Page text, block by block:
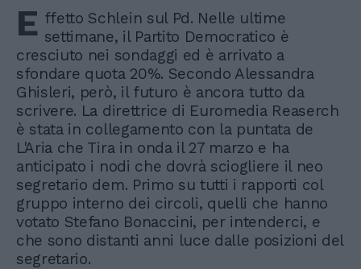
E ffetto Schlein sul Pd. Nelle ultime
settimane, il Partito Democratico è
cresciuto nei sondaggi ed è arrivato a
sfondare quota 20%. Secondo Alessandra
Ghisleri, però, il futuro è ancora tutto da
scrivere. La direttrice di Euromedia Reaserch
è stata in collegamento con la puntata de
L'Aria che Tira in onda il 27 marzo e ha
anticipato i nodi che dovrà sciogliere il neo
segretario dem. Primo su tutti i rapporti col
gruppo interno dei circoli, quelli che hanno
votato Stefano Bonaccini, per intenderci, e
che sono distanti anni luce dalle posizioni del
segretario.